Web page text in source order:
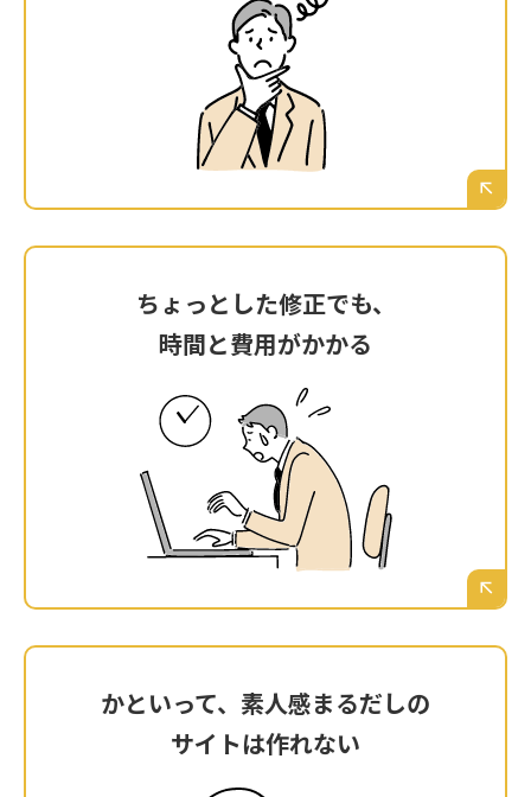
「自分で更新できますよ」と言われて
WordPressを導入したものの、いざ管理画面を
開くと専門用語だらけ。どこを触ればいいか分
からず、結局更新が止まってしまっている。
ちょっとした修正でも、
時間と費用がかかる
ちょっとした修正でも、
時間と費用がかかる
メニューの価格を変えたい、営業時間を変更し
たい。そんな簡単な修正ですら制作会社に依頼
が必要で、レスポンスを待つ時間と、都度発生
する修正費用が大きな負担になっている。
かといって、素人感まるだしの
サイトは作れない
かといって、素人感まるだしの
サイトは作れない